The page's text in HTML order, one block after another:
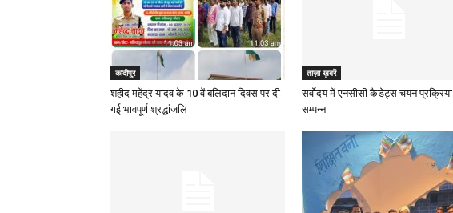
कादीपुर
शहीद महेंद्र यादव के 10 वें बलिदान दिवस पर दी
गई भावपूर्ण श्रद्धांजलि
ताज़ा ख़बरें
सर्वोदय में एनसीसी कैडेट्स चयन प्रक्रिया
सम्पन्न